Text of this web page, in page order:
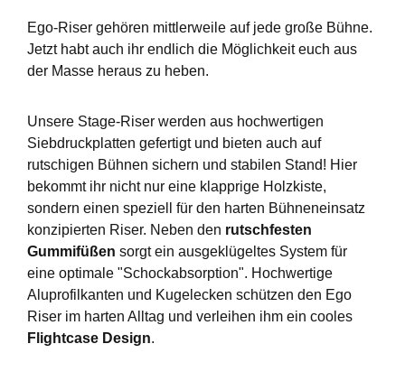
Ego-Riser gehören mittlerweile auf jede große Bühne.
Jetzt habt auch ihr endlich die Möglichkeit euch aus
der Masse heraus zu heben.
Unsere Stage-Riser werden aus hochwertigen
Siebdruckplatten gefertigt und bieten auch auf
rutschigen Bühnen sichern und stabilen Stand! Hier
bekommt ihr nicht nur eine klapprige Holzkiste,
sondern einen speziell für den harten Bühneneinsatz
konzipierten Riser. Neben den rutschfesten
Gummifüßen sorgt ein ausgeklügeltes System für
eine optimale "Schockabsorption". Hochwertige
Aluprofilkanten und Kugelecken schützen den Ego
Riser im harten Alltag und verleihen ihm ein cooles
Flightcase Design.